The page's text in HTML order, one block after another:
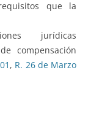
que la
jurídicas
compensación
, R. 26 de Marzo